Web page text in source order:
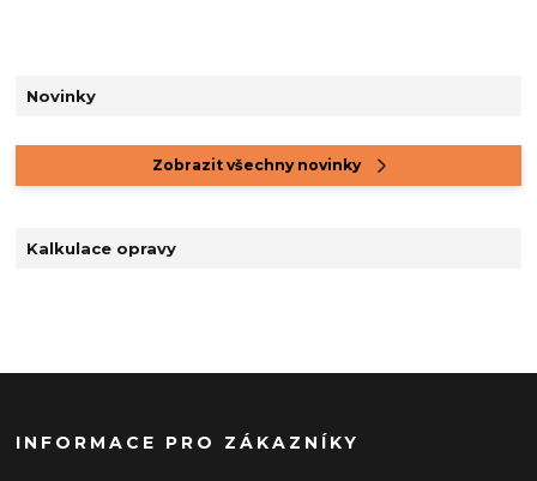
Novinky
Zobrazit všechny novinky
Kalkulace opravy
INFORMACE PRO ZÁKAZNÍKY